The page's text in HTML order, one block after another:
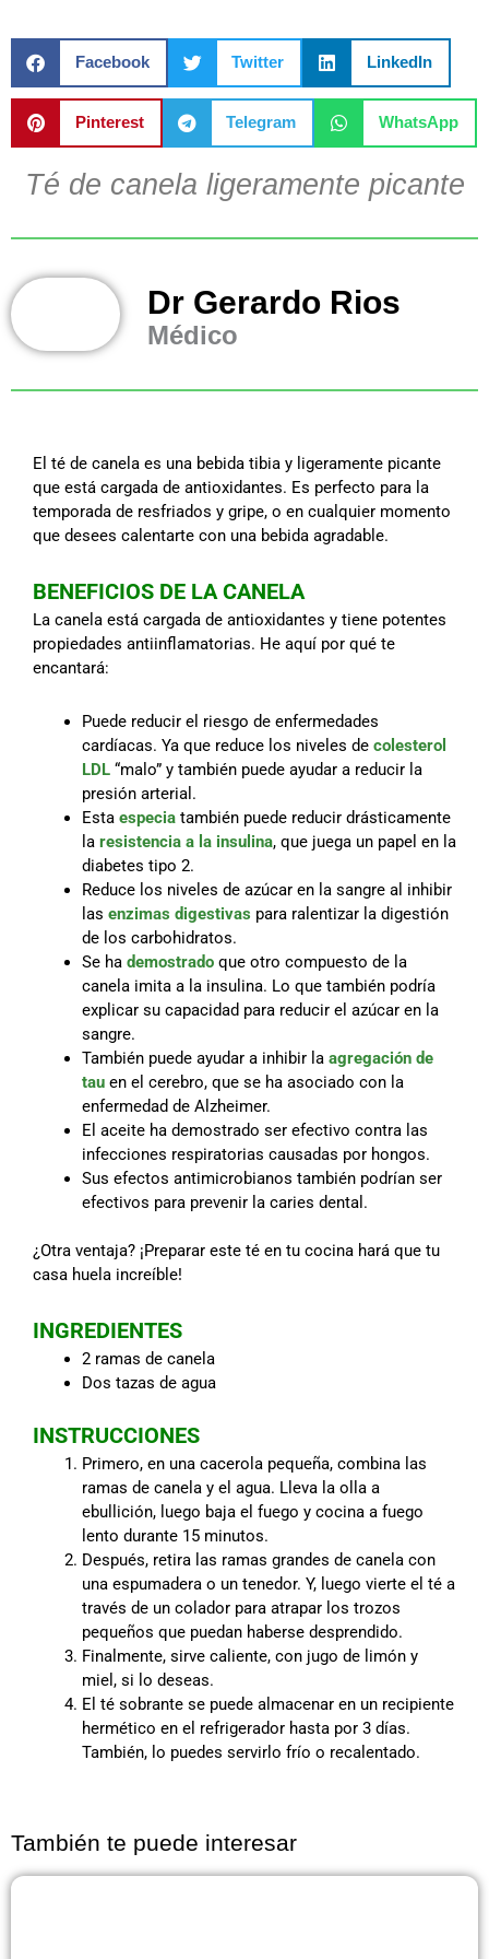
Facebook Twitter LinkedIn
Pinterest Telegram WhatsApp
Té de canela ligeramente picante
Dr Gerardo Rios
Médico
El té de canela es una bebida tibia y ligeramente picante
que está cargada de antioxidantes. Es perfecto para la
temporada de resfriados y gripe, o en cualquier momento
que desees calentarte con una bebida agradable.
BENEFICIOS DE LA CANELA
La canela está cargada de antioxidantes y tiene potentes
propiedades antiinflamatorias. He aquí por qué te
encantará:
Puede reducir el riesgo de enfermedades
cardíacas. Ya que reduce los niveles de colesterol
LDL “malo” y también puede ayudar a reducir la
presión arterial.
Esta especia también puede reducir drásticamente
la resistencia a la insulina, que juega un papel en la
diabetes tipo 2.
Reduce los niveles de azúcar en la sangre al inhibir
las enzimas digestivas para ralentizar la digestión
de los carbohidratos.
Se ha demostrado que otro compuesto de la
canela imita a la insulina. Lo que también podría
explicar su capacidad para reducir el azúcar en la
sangre.
También puede ayudar a inhibir la agregación de
tau en el cerebro, que se ha asociado con la
enfermedad de Alzheimer.
El aceite ha demostrado ser efectivo contra las
infecciones respiratorias causadas por hongos.
Sus efectos antimicrobianos también podrían ser
efectivos para prevenir la caries dental.
¿Otra ventaja? ¡Preparar este té en tu cocina hará que tu
casa huela increíble!
INGREDIENTES
2 ramas de canela
Dos tazas de agua
INSTRUCCIONES
Primero, en una cacerola pequeña, combina las
ramas de canela y el agua. Lleva la olla a
ebullición, luego baja el fuego y cocina a fuego
lento durante 15 minutos.
Después, retira las ramas grandes de canela con
una espumadera o un tenedor. Y, luego vierte el té a
través de un colador para atrapar los trozos
pequeños que puedan haberse desprendido.
Finalmente, sirve caliente, con jugo de limón y
miel, si lo deseas.
El té sobrante se puede almacenar en un recipiente
hermético en el refrigerador hasta por 3 días.
También, lo puedes servirlo frío o recalentado.
También te puede interesar